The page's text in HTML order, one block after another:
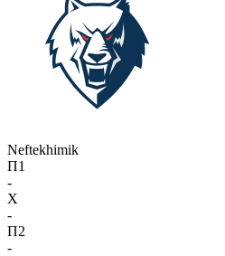
Neftekhimik
П1
-
X
-
П2
-